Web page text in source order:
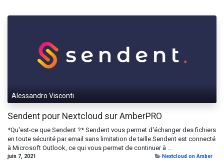
Alessandro Visconti
Sendent pour Nextcloud sur AmberPRO
*Qu'est-ce que Sendent ?* Sendent vous permet d'échanger des fichiers
en toute sécurité par email sans limitation de taille.Sendent est connecté
à Microsoft Outlook, ce qui vous permet de continuer à ...
juin 7, 2021 Nextcloud on Amber